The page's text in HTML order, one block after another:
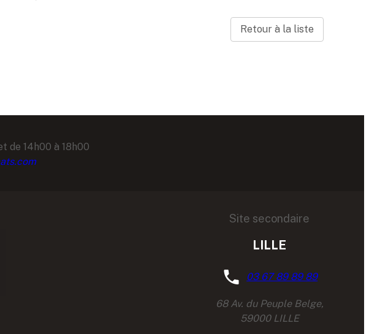
Retour à la liste
de 14h00 à 18h00
Site secondaire
LILLE
03 67 89 89 89
68 Av. du Peuple Belge,
59000 LILLE